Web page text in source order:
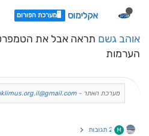
אקלימוס 🖥️מערכת הפורום
אוהב גשם
הערמות
מערכת האתר -
M 2 תגובות